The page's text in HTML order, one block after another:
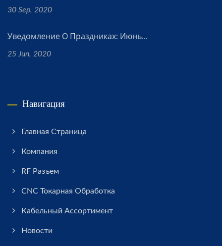
30 Sep, 2020
Уведомление О Праздниках: Июнь...
25 Jun, 2020
Навигация
Главная Страница
Компания
RF Разъем
CNC Токарная Обработка
Кабельный Ассортимент
Новости